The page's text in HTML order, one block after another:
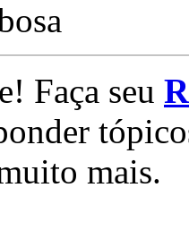
Faça seu
mais.